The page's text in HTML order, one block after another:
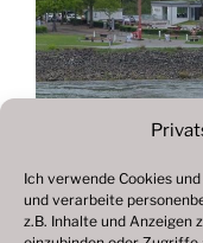
Ich verwende Cookies
und verarbeite
z.B. Inhalte und Anzeigen
Vorheriger